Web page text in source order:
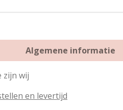
Algemene informatie
zijn wij
en levertijd